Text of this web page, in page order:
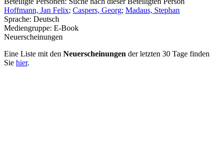
Hoffmann, Jan Felix; Caspers, Georg; Madaus, Stephan
Sprache: Deutsch
Mediengruppe: E-Book
Neuerscheinungen
Eine Liste mit den Neuerscheinungen der letzten 30 Tage finden
Sie hier.